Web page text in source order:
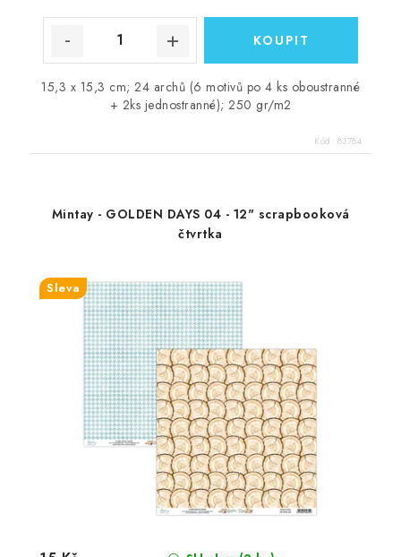
15,3 x 15,3 cm; 24 archů (6 motivů po 4 ks oboustranné
+ 2ks jednostranné); 250 gr/m2
Kód: 83784
Mintay - GOLDEN DAYS 04 - 12" scrapbooková
čtvrtka
Sleva